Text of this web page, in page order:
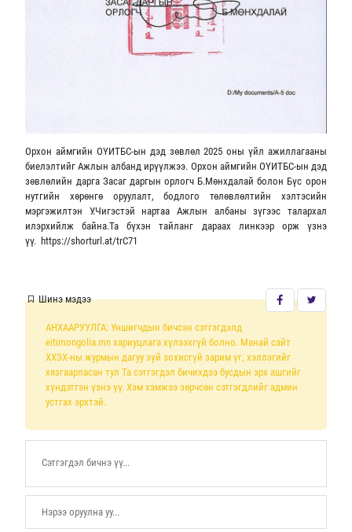
Орхон аймгийн ОҮИТБС-ын дэд зөвлөл 2025 оны үйл ажиллагааны
биелэлтийг Ажлын албанд ирүүлжээ. Орхон аймгийн ОҮИТБС-ын дэд
зөвлөлийн дарга Засаг даргын орлогч Б.Мөнхдалай болон Бүс орон
нутгийн хөрөнгө оруулалт, бодлого төлөвлөлтийн хэлтэсийн
мэргэжилтэн У.Чигэстэй нартаа Ажлын албаны зүгээс талархал
илэрхийлж байна.Та бүхэн тайланг дараах линкээр орж үзнэ
үү. https://shorturl.at/trC71
Шинэ мэдээ
АНХААРУУЛГА: Уншигчдын бичсэн сэтгэгдэлд
eitimongolia.mn хариуцлага хүлээхгүй болно. Манай сайт
ХХЗХ-ны журмын дагуу зүй зохисгүй зарим үг, хэллэгийг
хязгаарласан тул Та сэтгэгдэл бичихдээ бусдын эрх ашгийг
хүндэтгэн үзнэ үү. Хэм хэмжээ зөрчсөн сэтгэгдлийг админ
устгах эрхтэй.